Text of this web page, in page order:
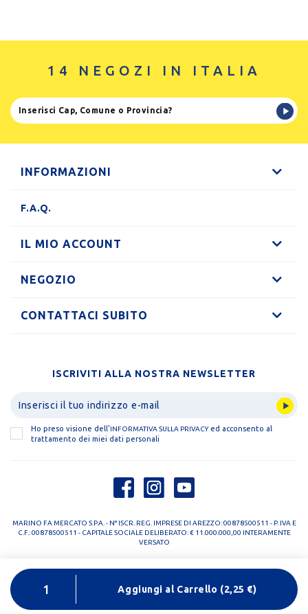
Aggiungi al Carrello (2,25 €)
14 NEGOZI IN ITALIA
INFORMAZIONI
F.A.Q.
IL MIO ACCOUNT
NEGOZIO
CONTATTACI SUBITO
ISCRIVITI ALLA NOSTRA NEWSLETTER
Ho preso visione dell'INFORMATIVA SULLA PRIVACYed acconsento al
trattamento dei miei dati personali
MARINO FA MERCATO S.P.A. - N° ISCR. REG. IMPRESE DI AREZZO: 00878500511 - P. IVA E
C.F.: 00878500511 - CAPITALE SOCIALE DELIBERATO: € 11.000.000,00 INTERAMENTE
VERSATO
PRIVACY POLICY
COOKIE POLICY